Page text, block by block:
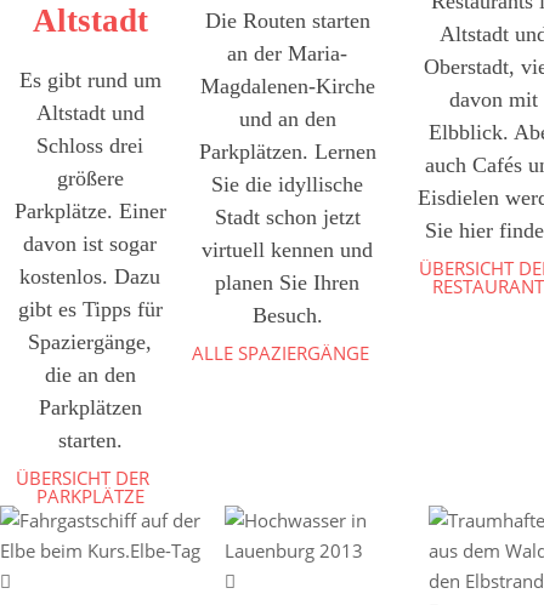
Altstadt
Es gibt rund um
Altstadt und
Schloss drei
größere
Parkplätze. Einer
davon ist sogar
kostenlos. Dazu
gibt es Tipps für
Spaziergänge,
die an den
Parkplätzen
starten.
ÜBERSICHT DER
PARKPLÄTZE
Die Routen starten
an der Maria-
Magdalenen-Kirche
und an den
Parkplätzen. Lernen
Sie die idyllische
Stadt schon jetzt
virtuell kennen und
planen Sie Ihren
Besuch.
ALLE SPAZIERGÄNGE
Altstadt
Oberstadt,
davon mit
Elbblick.
auch Cafés
Eisdielen
Sie hier
ÜBERSICHT